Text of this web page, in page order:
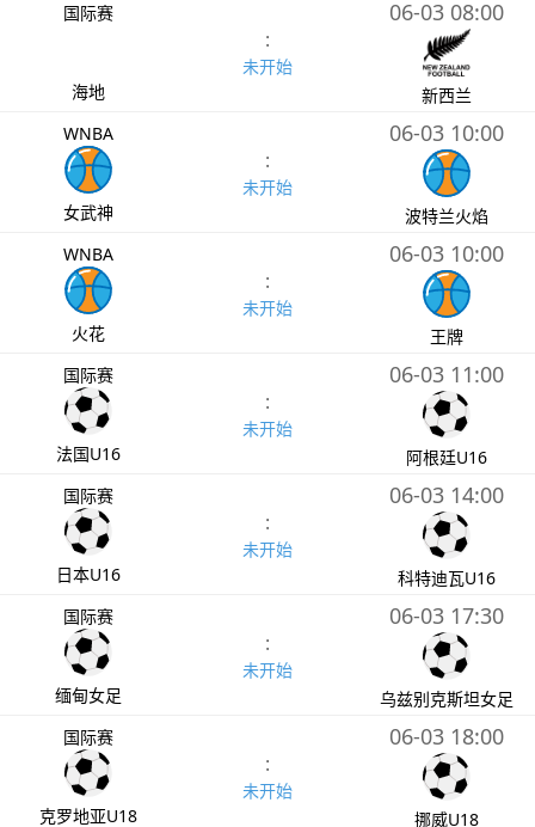
国际赛
海地
:
未开始
06-03 08:00
新西兰
WNBA
女武神
:
未开始
06-03 10:00
波特兰火焰
WNBA
火花
:
未开始
06-03 10:00
王牌
国际赛
法国U16
:
未开始
06-03 11:00
阿根廷U16
国际赛
日本U16
:
未开始
06-03 14:00
科特迪瓦U16
国际赛
缅甸女足
:
未开始
06-03 17:30
乌兹别克斯坦女足
国际赛
克罗地亚U18
:
未开始
06-03 18:00
挪威U18